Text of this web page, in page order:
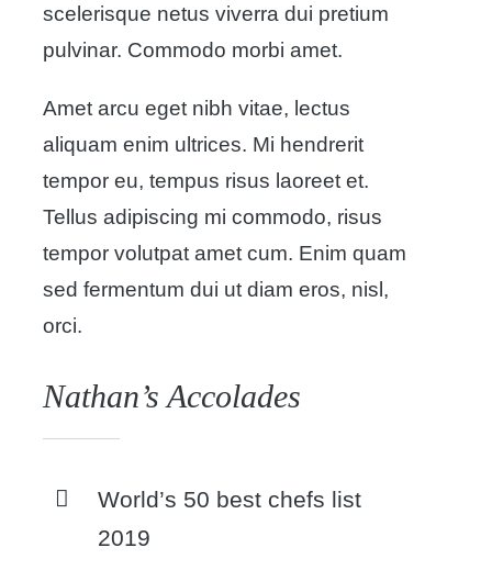
scelerisque netus viverra dui pretium
pulvinar. Commodo morbi amet.
Amet arcu eget nibh vitae, lectus
aliquam enim ultrices. Mi hendrerit
tempor eu, tempus risus laoreet et.
Tellus adipiscing mi commodo, risus
tempor volutpat amet cum. Enim quam
sed fermentum dui ut diam eros, nisl,
orci.
Nathan’s Accolades
World’s 50 best chefs list
2019